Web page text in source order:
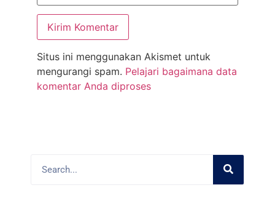
Situs ini menggunakan Akismet untuk
mengurangi spam. Pelajari bagaimana data
komentar Anda diproses